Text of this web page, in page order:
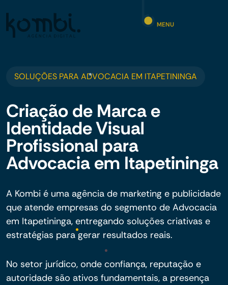
MENU
SOLUÇÕES PARA ADVOCACIA EM ITAPETININGA
Criação de Marca e
Identidade Visual
Profissional para
Advocacia em Itapetininga
A Kombi é uma agência de marketing e publicidade
que atende empresas do segmento de Advocacia
em Itapetininga, entregando soluções criativas e
estratégias para gerar resultados reais.
No setor jurídico, onde confiança, reputação e
autoridade são ativos fundamentais, a presença